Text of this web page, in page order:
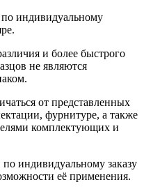
индивидуальному
и более быстрого
не являются
от представленных
фурнитуре, а также
комплектующих и
индивидуальному заказу
её применения.